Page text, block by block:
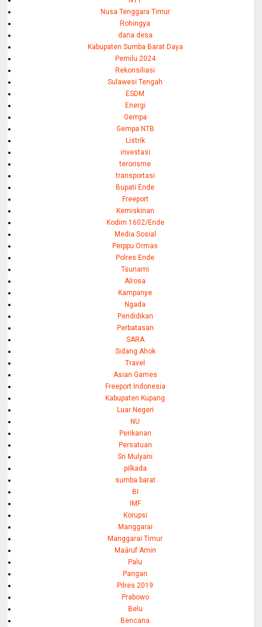
Nusa Tenggara Timur
Rohingya
dana desa
Kabupaten Sumba Barat Daya
Pemilu 2024
Rekonsiliasi
Sulawesi Tengah
ESDM
Energi
Gempa
Gempa NTB
Listrik
investasi
terorisme
transportasi
Bupati Ende
Freeport
Kemiskinan
Kodim 1602/Ende
Media Sosial
Perppu Ormas
Polres Ende
Tsunami
Alrosa
Kampanye
Ngada
Pendidikan
Perbatasan
SARA
Sidang Ahok
Travel
Asian Games
Freeport Indonesia
Kabupaten Kupang
Luar Negeri
NU
Perikanan
Persatuan
Sri Mulyani
pilkada
sumba barat
BI
IMF
Korupsi
Manggarai
Manggarai Timur
Maáruf Amin
Palu
Pangan
Pilres 2019
Prabowo
Belu
Bencana